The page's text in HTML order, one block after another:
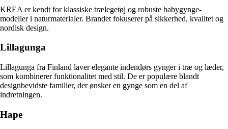
KREA er kendt for klassiske trælegetøj og robuste babygynge-
modeller i naturmaterialer. Brandet fokuserer på sikkerhed, kvalitet og
nordisk design.
Lillagunga
Lillagunga fra Finland laver elegante indendørs gynger i træ og læder,
som kombinerer funktionalitet med stil. De er populære blandt
designbevidste familier, der ønsker en gynge som en del af
indretningen.
Hape